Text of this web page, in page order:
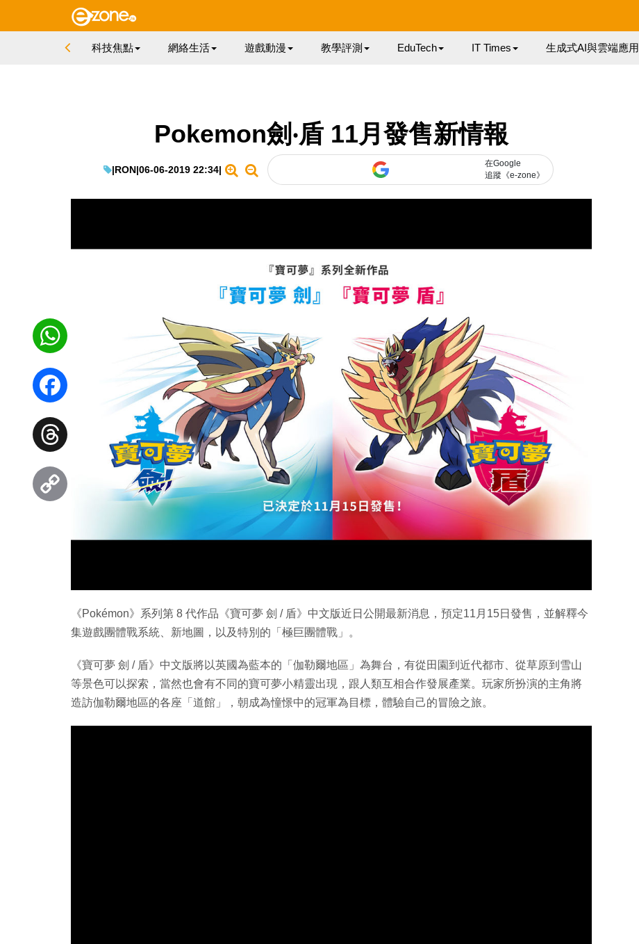
科技焦點 網絡生活 遊戲動漫 教學評測 EduTech IT Times 生成式AI與雲端應用
Pokemon劍‧盾 11月發售新情報
|RON|06-06-2019 22:34|
在Google
追蹤《e-zone》
《Pokémon》系列第 8 代作品《寶可夢 劍 / 盾》中文版近日公開最新消息，預定11月15日發售，並解釋今
集遊戲團體戰系統、新地圖，以及特別的「極巨團體戰」。
《寶可夢 劍 / 盾》中文版將以英國為藍本的「伽勒爾地區」為舞台，有從田園到近代都市、從草原到雪山
等景色可以探索，當然也會有不同的寶可夢小精靈出現，跟人類互相合作發展產業。玩家所扮演的主角將
造訪伽勒爾地區的各座「道館」，朝成為憧憬中的冠軍為目標，體驗自己的冒險之旅。
WhatsApp
Facebook
Threads